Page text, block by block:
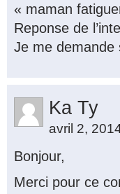
« maman
Reponse de
Je me demande
Ka Ty
avril 2,
Bonjour,
Merci pour ce